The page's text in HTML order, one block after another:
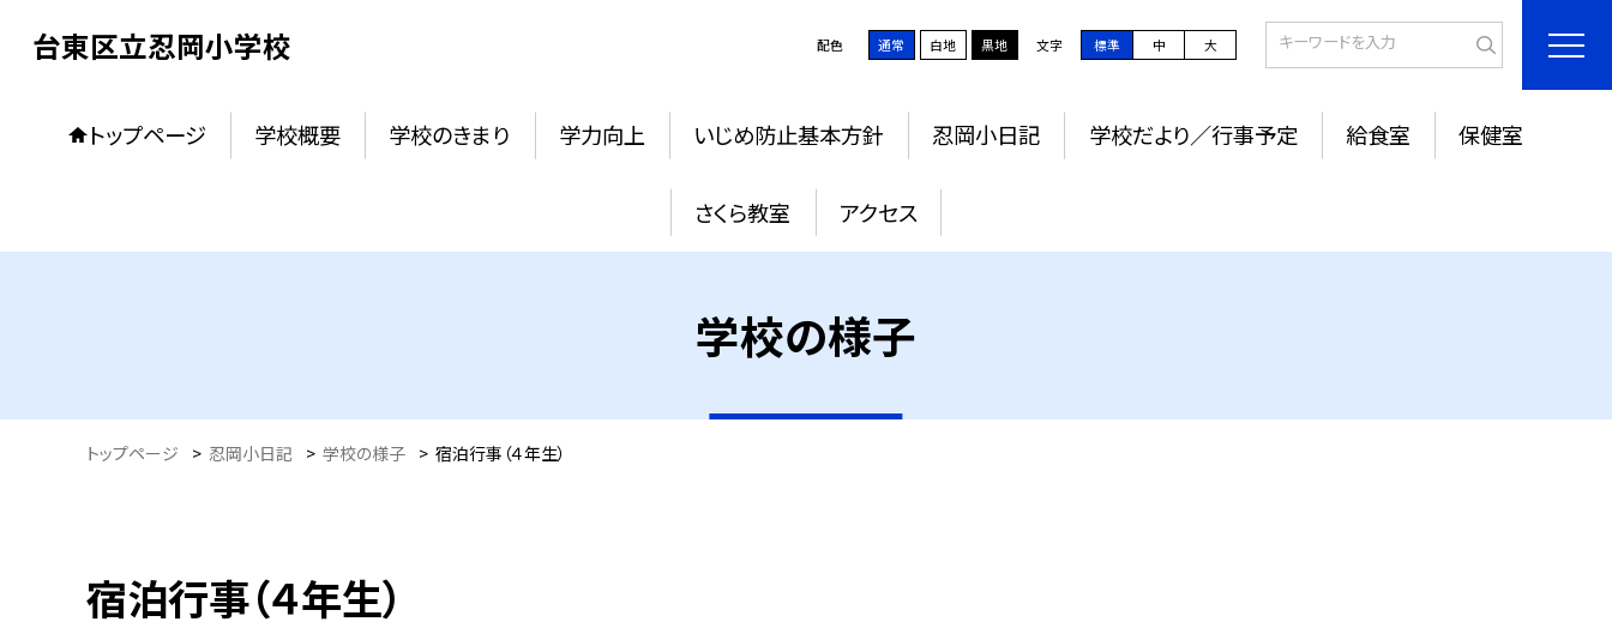
台東区立忍岡小学校 配色 通常 白地 黒地 文字 標準 中 大
トップページ 学校概要 学校のきまり 学力向上 いじめ防止基本方針 忍岡小日記 学校だより／行事予定 給食室 保健室
さくら教室 アクセス
学校の様子
トップページ > 忍岡小日記 > 学校の様子 > 宿泊行事（４年生）
宿泊行事（４年生）